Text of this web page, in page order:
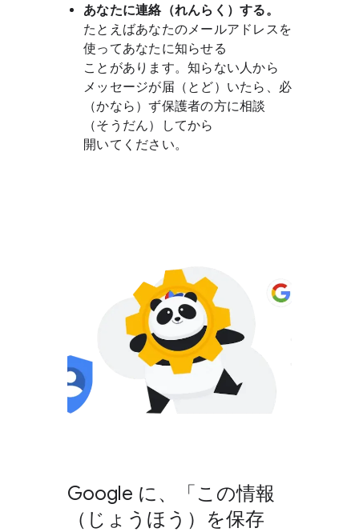
あなたに​連絡​（れんらく）する。
たとえば​あなたの​メールアドレスを​
使ってあなたに​知らせる​
ことがあります。​知らない​人から​
メッセージが​届​（と​ど）​いたら、​必​
（かなら）ず​保護者の​方に​相談​
（そうだん）​してから​
開いてください。
Google に、​「この​情報​
（じょう​ほう）を​保存​